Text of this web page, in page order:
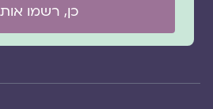
כן, רשמו אותי!